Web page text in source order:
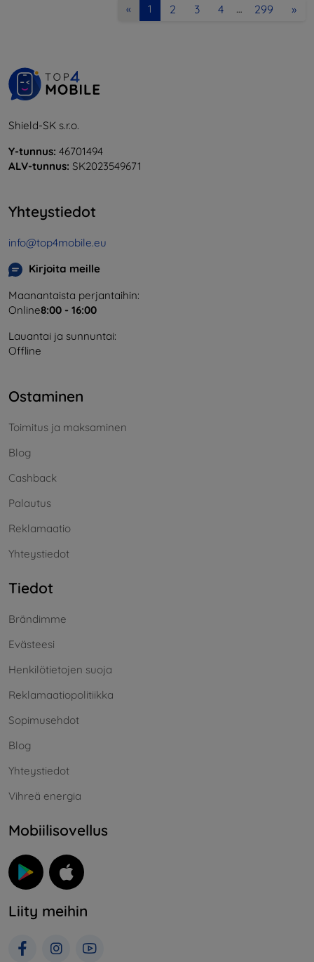
« 1 2 3 4 … 299 »
Shield-SK s.r.o.
Y-tunnus: 46701494
ALV-tunnus: SK2023549671
Yhteystiedot
info@top4mobile.eu
Kirjoita meille
Maanantaista perjantaihin:
Online8:00 - 16:00
Lauantai ja sunnuntai:
Offline
Ostaminen
Toimitus ja maksaminen
Blog
Cashback
Palautus
Reklamaatio
Yhteystiedot
Tiedot
Brändimme
Evästeesi
Henkilötietojen suoja
Reklamaatiopolitiikka
Sopimusehdot
Blog
Yhteystiedot
Vihreä energia
Mobiilisovellus
Liity meihin